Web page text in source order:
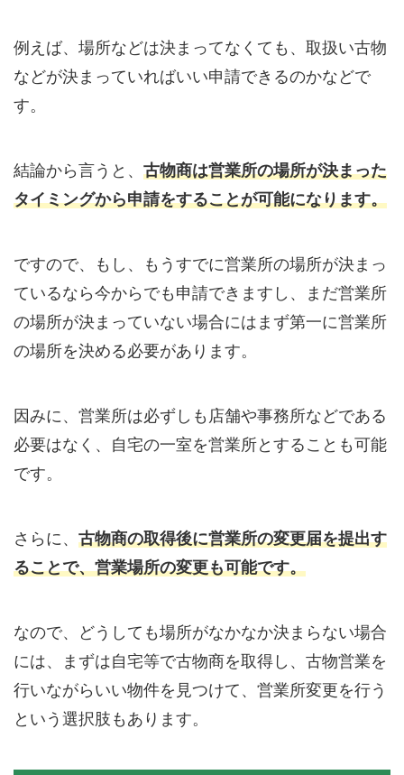
例えば、場所などは決まってなくても、取扱い古物
などが決まっていればいい申請できるのかなどで
す。
結論から言うと、 古物商は営業所の場所が決まった
タイミングから申請をすることが可能になります。
ですので、もし、もうすでに営業所の場所が決まっ
ているなら今からでも申請できますし、まだ営業所
の場所が決まっていない場合にはまず第一に営業所
の場所を決める必要があります。
因みに、営業所は必ずしも店舗や事務所などである
必要はなく、自宅の一室を営業所とすることも可能
です。
さらに、 古物商の取得後に営業所の変更届を提出す
ることで、営業場所の変更も可能です。
なので、どうしても場所がなかなか決まらない場合
には、まずは自宅等で古物商を取得し、古物営業を
行いながらいい物件を見つけて、営業所変更を行う
という選択肢もあります。